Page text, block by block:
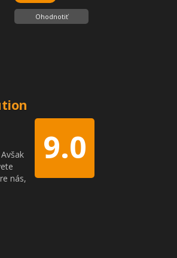
Ohodnotiť
9.0
nás,